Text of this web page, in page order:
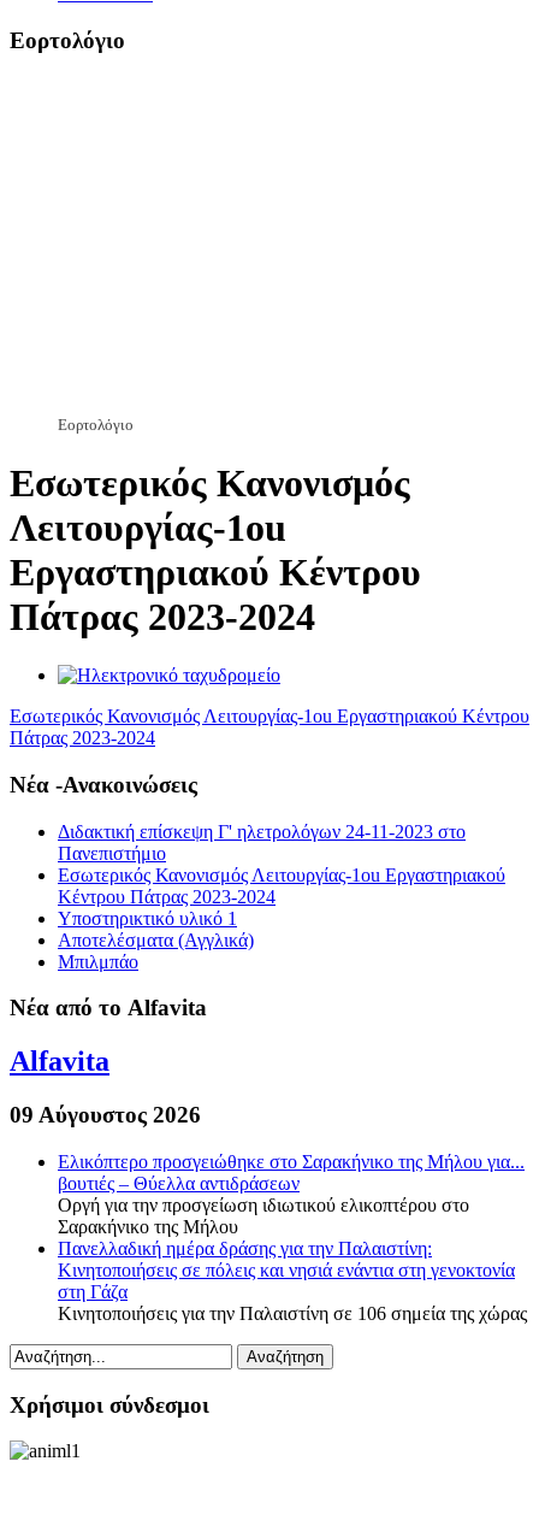
Εορτολόγιο
Εορτολόγιο
Εσωτερικός Κανονισμός
Λειτουργίας-1οu
Εργαστηριακού Κέντρου
Πάτρας 2023-2024
Εσωτερικός Κανονισμός Λειτουργίας-1οu Εργαστηριακού Κέντρου
Πάτρας 2023-2024
Νέα -Ανακοινώσεις
Διδακτική επίσκεψη Γ' ηλετρολόγων 24-11-2023 στο
Πανεπιστήμιο
Εσωτερικός Κανονισμός Λειτουργίας-1οu Εργαστηριακού
Κέντρου Πάτρας 2023-2024
Υποστηρικτικό υλικό 1
Αποτελέσματα (Αγγλικά)
Μπιλμπάο
Νέα από το Alfavita
Alfavita
09 Αύγουστος 2026
Ελικόπτερο προσγειώθηκε στο Σαρακήνικο της Μήλου για...
βουτιές – Θύελλα αντιδράσεων
Οργή για την προσγείωση ιδιωτικού ελικοπτέρου στο
Σαρακήνικο της Μήλου
Πανελλαδική ημέρα δράσης για την Παλαιστίνη:
Κινητοποιήσεις σε πόλεις και νησιά ενάντια στη γενοκτονία
στη Γάζα
Κινητοποιήσεις για την Παλαιστίνη σε 106 σημεία της χώρας
Χρήσιμοι σύνδεσμοι